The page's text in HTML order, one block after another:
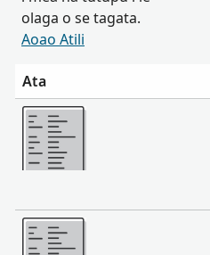
olaga o se tagata.
Aoao Atili
Ata
Sili atu
Sili atu